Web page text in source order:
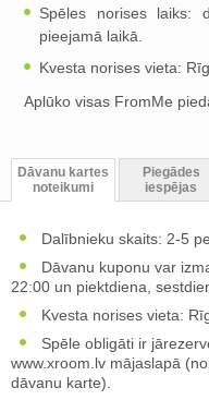
Spēles norises laiks:
pieejamā laikā.
Kvesta norises vieta:
Aplūko visas FromMe
Dāvanu kartes
noteikumi
Piegādes
iespējas
Dalībnieku skaits: 2-5
Dāvanu kuponu var
22:00 un piektdiena,
Kvesta norises vieta:
Spēle obligāti ir
www.xroom.lv mājaslapā
dāvanu karte).